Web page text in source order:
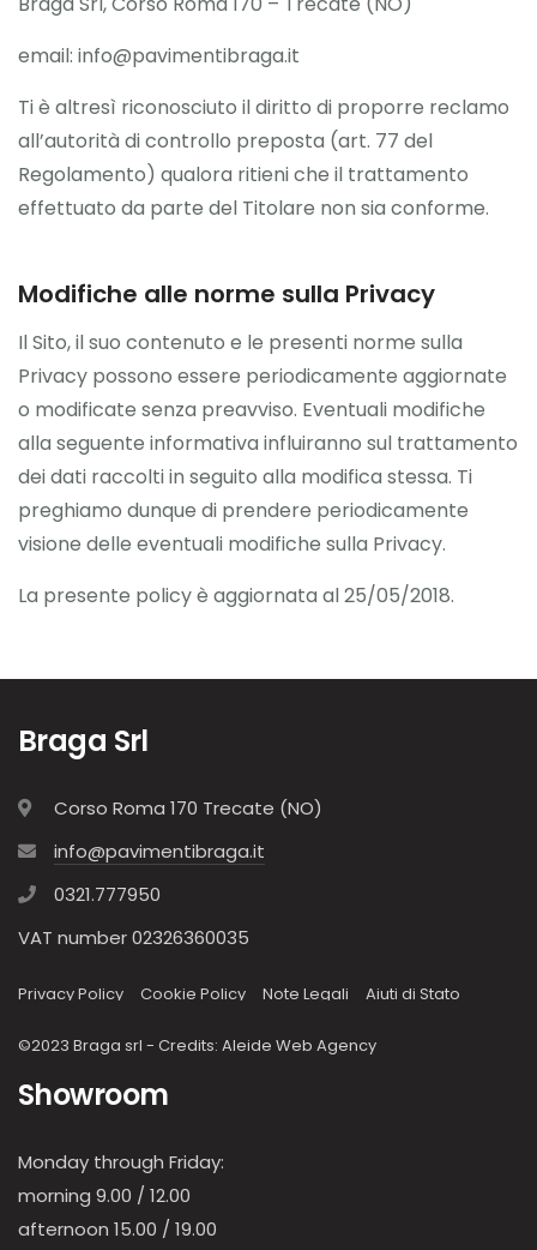
email: info@pavimentibraga.it
Ti è altresì riconosciuto il diritto di proporre reclamo
all’autorità di controllo preposta (art. 77 del
Regolamento) qualora ritieni che il trattamento
effettuato da parte del Titolare non sia conforme.
Modifiche alle norme sulla Privacy
Il Sito, il suo contenuto e le presenti norme sulla
Privacy possono essere periodicamente aggiornate
o modificate senza preavviso. Eventuali modifiche
alla seguente informativa influiranno sul trattamento
dei dati raccolti in seguito alla modifica stessa. Ti
preghiamo dunque di prendere periodicamente
visione delle eventuali modifiche sulla Privacy.
La presente policy è aggiornata al 25/05/2018.
Braga Srl
Corso Roma 170 Trecate (NO)
info@pavimentibraga.it
0321.777950
VAT number 02326360035
Privacy Policy Cookie Policy Note Legali Aiuti di Stato
©2023 Braga srl - Credits: Aleide Web Agency
Showroom
Monday through Friday:
morning 9.00 / 12.00
afternoon 15.00 / 19.00